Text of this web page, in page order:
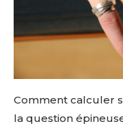
Comment calculer
la question